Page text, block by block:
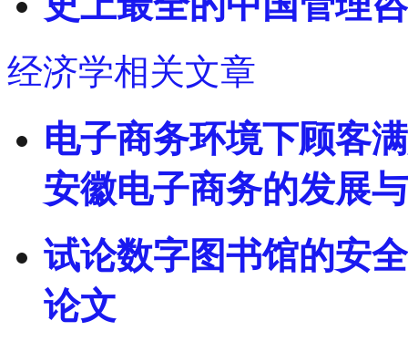
经济学相关文章
电子商务环境下顾客
安徽电子商务的发展
试论数字图书馆的安
论文